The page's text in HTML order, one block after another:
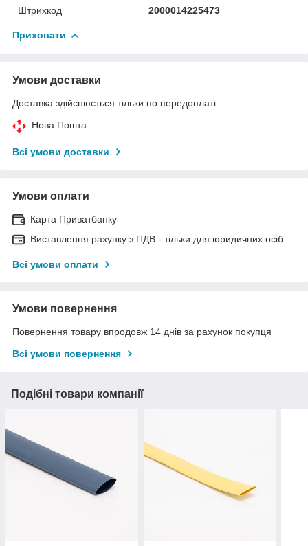
Штрихкод
2000014225473
Приховати
Умови доставки
Доставка здійснюється тільки по передоплаті.
Нова Пошта
Всі умови доставки
Умови оплати
Карта Приватбанку
Виставлення рахунку з ПДВ - тільки для юридичних осіб
Всі умови оплати
Умови повернення
Повернення товару впродовж 14 днів за рахунок покупця
Всі умови повернення
Подібні товари компанії